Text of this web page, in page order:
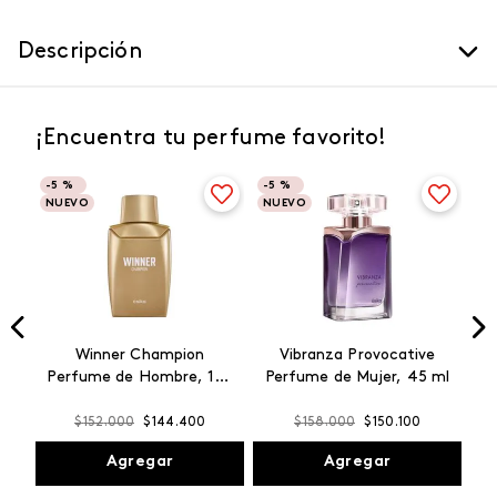
Descripción
¡Encuentra tu perfume favorito!
-5 %
NUEVO
Winner Champion
Perfume de Hombre, 100
$152.000 $144 .400
Agregar
-5 %
NUEVO
Vibranza Provocative
Perfume de Mujer, 45 ml
$158.000 $150 .100
Agregar